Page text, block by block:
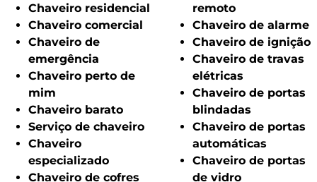
Chaveiro residencial
Chaveiro comercial
Chaveiro de
emergência
Chaveiro perto de
mim
Chaveiro barato
Serviço de chaveiro
Chaveiro
especializado
Chaveiro de cofres
remoto
Chaveiro de alarme
Chaveiro de ignição
Chaveiro de travas
elétricas
Chaveiro de portas
blindadas
Chaveiro de portas
automáticas
Chaveiro de portas
de vidro